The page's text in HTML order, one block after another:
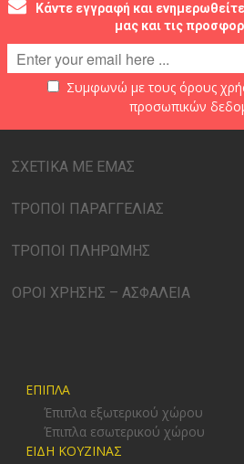
Κάντε εγγραφή και
μας και τις
Συμφωνώ με τους όρους
προσωπικών
ΣΧΕΤΙΚΑ ΜΕ ΕΜΑΣ
ΤΡΟΠΟΙ ΠΑΡΑΓΓΕΛΙΑΣ
ΤΡΟΠΟΙ ΠΛΗΡΩΜΗΣ
ΟΡΟΙ ΧΡΗΣΗΣ – ΑΣΦΑΛΕΙΑ
ΕΠΙΠΛΑ
Έπιπλα εξωτερικού χώρου
Έπιπλα εσωτερικού χώρου
ΕΙΔΗ ΚΟΥΖΙΝΑΣ